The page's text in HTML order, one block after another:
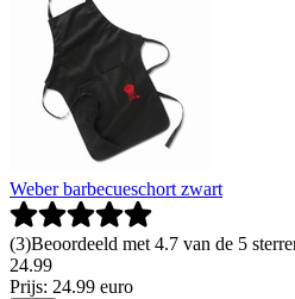
Weber barbecueschort zwart
(3)Beoordeeld met 4.7 van de 5
24.99
Prijs: 24.99 euro